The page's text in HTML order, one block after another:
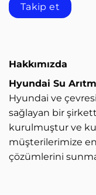
Takip et
Hakkımızda
Hyundai Su
Hyundai ve
sağlayan bir
kurulmuştur ve
müşterilerimize
çözümlerini